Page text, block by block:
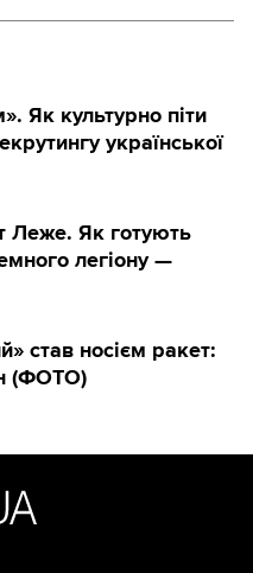
Як культурно піти
української
Леже. Як готують
легіону —
став носієм ракет:
(ФОТО)